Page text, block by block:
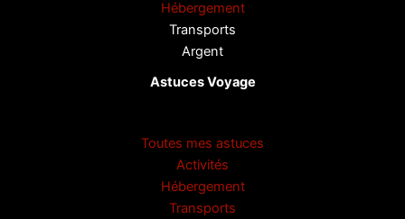
Hébergement
Transports
Argent
Astuces Voyage
Toutes mes astuces
Activités
Hébergement
Transports